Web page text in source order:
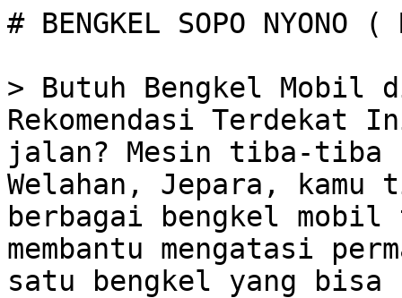
# BENGKEL SOPO NYONO
> Butuh Bengkel Mobil
Rekomendasi Terdekat
jalan? Mesin tiba-tiba
Welahan, Jepara,
berbagai bengkel
membantu mengatasi
satu bengkel yang bisa